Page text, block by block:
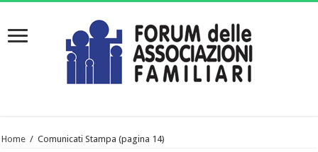
Home / Comunicati Stampa (pagina 14)